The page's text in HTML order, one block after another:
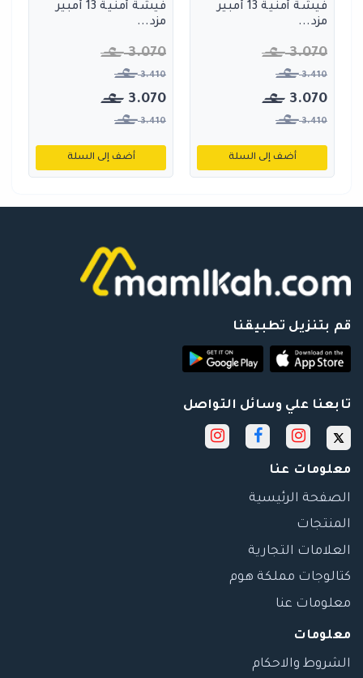
فيشة أمنية 13 أمبير
مزد...
3.070
3.410
3.070
3.410
أضف إلى السلة
فيشة أمنية 13 أمبير
مزد...
3.070
3.410
3.070
3.410
أضف إلى السلة
قم بتنزيل تطبيقنا
تابعنا علي وسائل التواصل
معلومات عنا
الصفحة الرئيسية
المنتجات
العلامات التجارية
كتالوجات مملكة هوم
معلومات عنا
معلومات
الشروط والاحكام